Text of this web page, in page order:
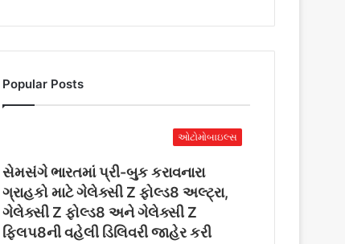
Popular Posts
ઓટોમોબાઇલ્સ
સેમસંગે ભારતમાં પ્રી-બુક કરાવનારા
ગ્રાહકો માટે ગેલેક્સી Z ફોલ્ડ8 અલ્ટ્રા,
ગેલેક્સી Z ફોલ્ડ8 અને ગેલેક્સી Z
ફ્લિપ8ની વહેલી ડિલિવરી જાહેર કરી